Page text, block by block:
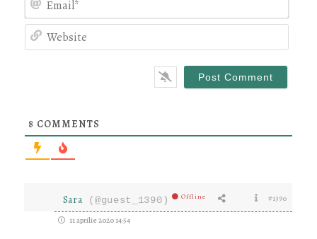
8 COMMENTS
Sara (@guest_1390) Offline #1390
11 aprilie 2020 14:54